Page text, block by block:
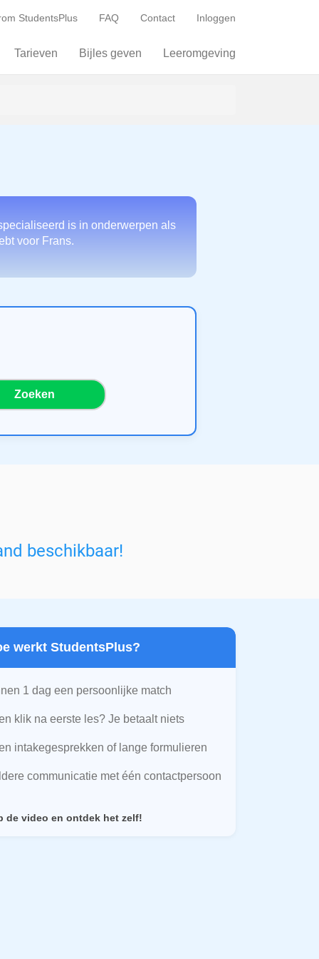
StudentsPlus FAQ Contact Inloggen
Tarieven Bijles geven Leeromgeving
is in onderwerpen als
voor Frans.
Zoeken
beschikbaar!
werkt StudentsPlus?
1 dag een persoonlijke match
klik na eerste les? Je betaalt niets
intakegesprekken of lange formulieren
communicatie met één contactpersoon
de video en ontdek het zelf!